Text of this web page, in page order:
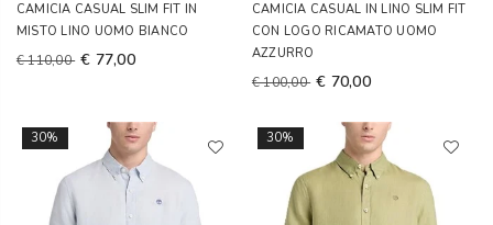
CAMICIA CASUAL SLIM FIT IN
MISTO LINO UOMO BIANCO
€ 110,00 € 77,00
CAMICIA CASUAL IN LINO SLIM FIT
CON LOGO RICAMATO UOMO
AZZURRO
€ 100,00 € 70,00
30% 30%